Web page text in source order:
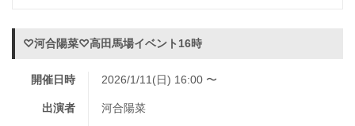
♡河合陽菜♡高田馬場イベント16時
開催日時 2026/1/11(日) 16:00 〜
出演者 河合陽菜